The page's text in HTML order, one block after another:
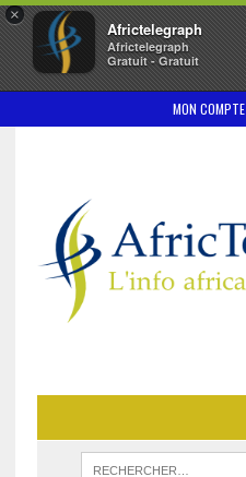
×
Africtelegraph
Africtelegraph
Gratuit - Gratuit
MON COMPTE